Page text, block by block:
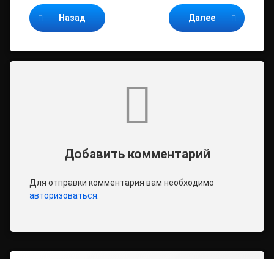
Назад Далее
Добавить комментарий
Для отправки комментария вам необходимо
авторизоваться